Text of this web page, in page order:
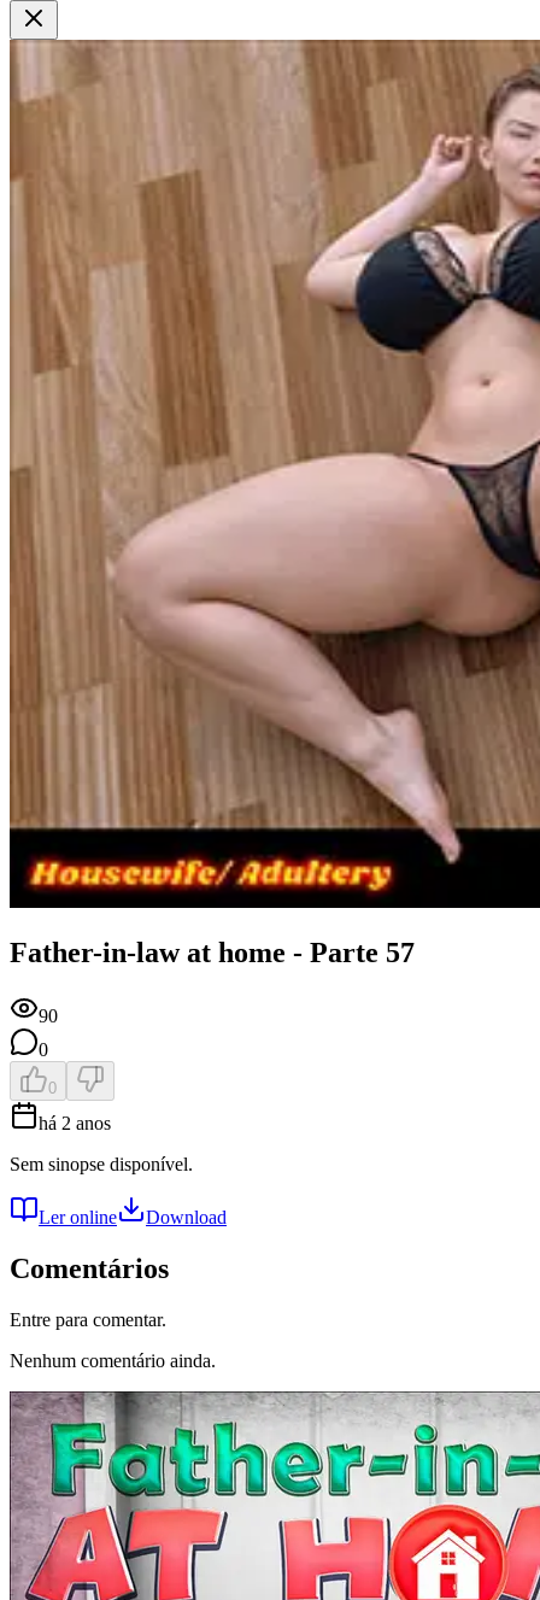
Father-in-law at home - Parte 57
90
0
0
há 2 anos
Sem sinopse disponível.
Ler online Download
Comentários
Entre para comentar.
Nenhum comentário ainda.